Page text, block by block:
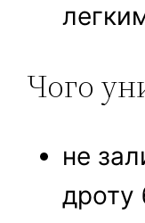
Чого
не
дроту